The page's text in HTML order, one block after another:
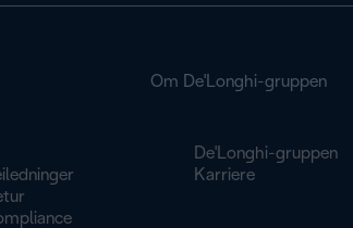
Om De'Longhi-gruppen
De'Longhi-gruppen
Karriere